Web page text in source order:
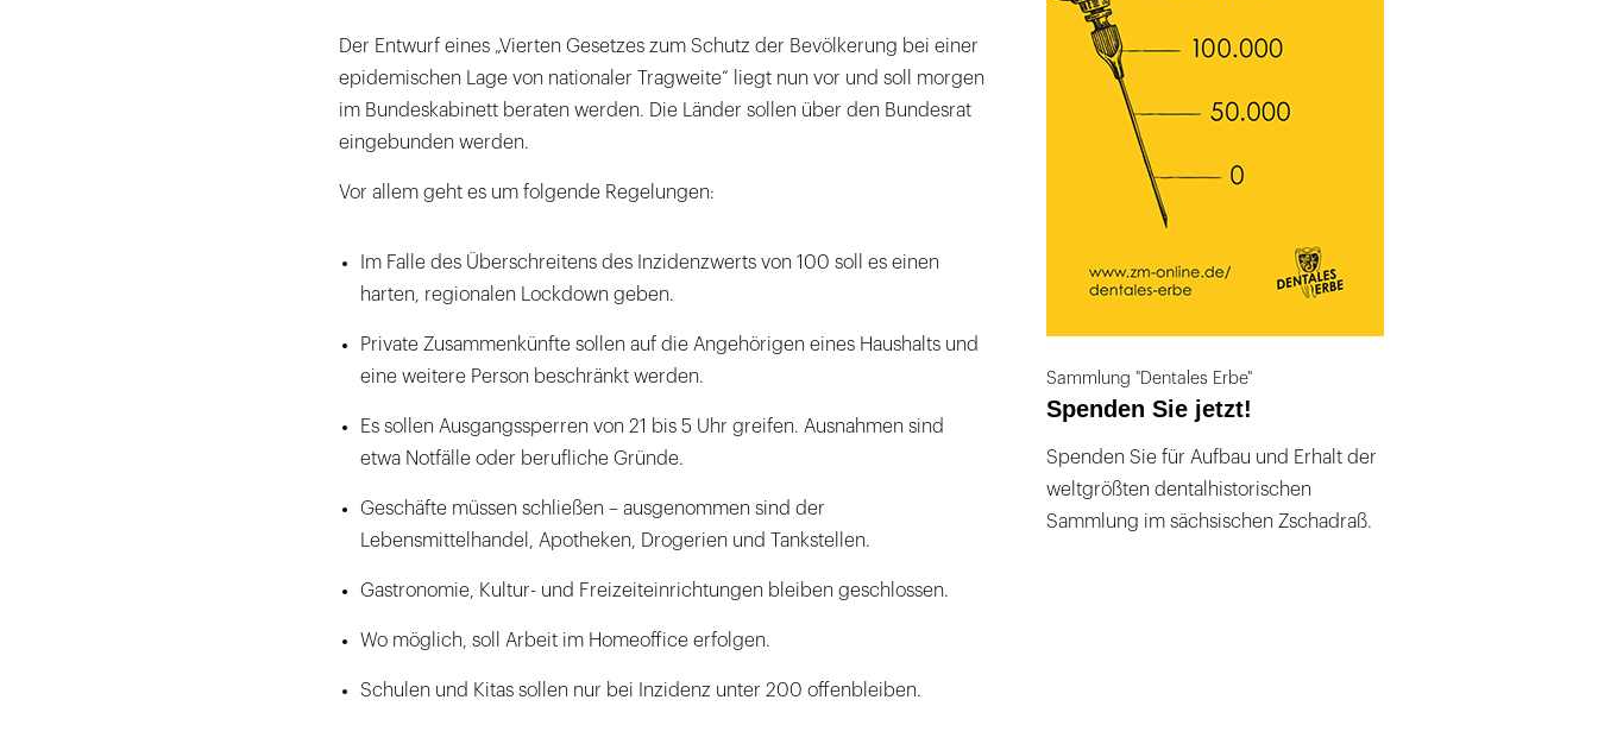
Der Entwurf eines „Vierten Gesetzes zum Schutz der Bevölkerung bei einer
epidemischen Lage von nationaler Tragweite“ liegt nun vor und soll morgen
im Bundeskabinett beraten werden. Die Länder sollen über den Bundesrat
eingebunden werden.
Vor allem geht es um folgende Regelungen:
Im Falle des Überschreitens des Inzidenzwerts von 100 soll es einen
harten, regionalen Lockdown geben.
Private Zusammenkünfte sollen auf die Angehörigen eines Haushalts und
eine weitere Person beschränkt werden.
Es sollen Ausgangssperren von 21 bis 5 Uhr greifen. Ausnahmen sind
etwa Notfälle oder berufliche Gründe.
Geschäfte müssen schließen – ausgenommen sind der
Lebensmittelhandel, Apotheken, Drogerien und Tankstellen.
Gastronomie, Kultur- und Freizeiteinrichtungen bleiben geschlossen.
Wo möglich, soll Arbeit im Homeoffice erfolgen.
Schulen und Kitas sollen nur bei Inzidenz unter 200 offenbleiben.
Sammlung "Dentales Erbe"
Spenden Sie jetzt!
Spenden Sie für Aufbau und Erhalt der
weltgrößten dentalhistorischen
Sammlung im sächsischen Zschadraß.